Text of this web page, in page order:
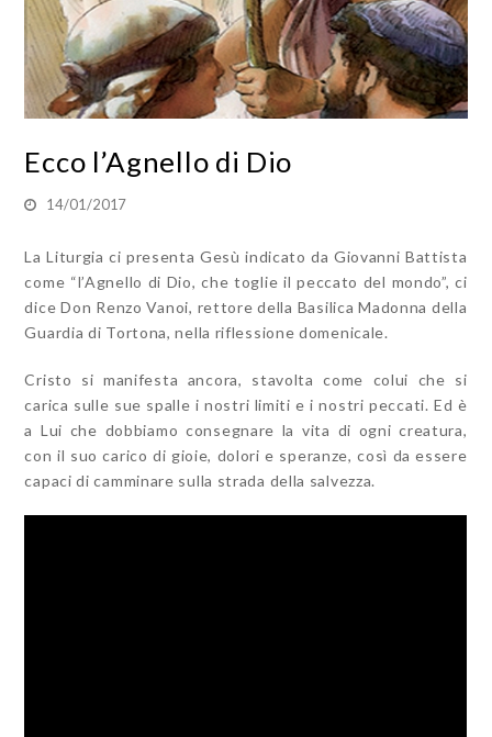
Ecco l’Agnello di Dio
14/01/2017
La Liturgia ci presenta Gesù indicato da Giovanni Battista
come “l’Agnello di Dio, che toglie il peccato del mondo”, ci
dice Don Renzo Vanoi, rettore della Basilica Madonna della
Guardia di Tortona, nella riflessione domenicale.
Cristo si manifesta ancora, stavolta come colui che si
carica sulle sue spalle i nostri limiti e i nostri peccati. Ed è
a Lui che dobbiamo consegnare la vita di ogni creatura,
con il suo carico di gioie, dolori e speranze, così da essere
capaci di camminare sulla strada della salvezza.